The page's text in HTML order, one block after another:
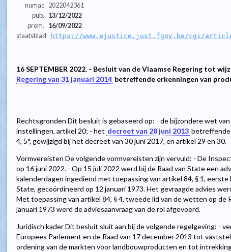
numac 2022042361
pub.
13/12/2022
prom.
16/09/2022
staatsblad
https://www.ejustice.just.fgov.be/cgi/
16 SEPTEMBER 2022. - Besluit van de Vlaamse Regering tot
Regering van 31 januari 2014 betreffende erkenningen van
Rechtsgronden Dit besluit is gebaseerd op: - de bijzondere wet
instellingen, artikel 20; - het decreet van 28 juni 2013 betreffende
4, 5°, gewijzigd bij het decreet van 30 juni 2017, en artikel 29 en 30.
Vormvereisten De volgende vormvereisten zijn vervuld: - De
op 16 juni 2022. - Op 15 juli 2022 werd bij de Raad van State een
kalenderdagen ingediend met toepassing van artikel 84, § 1, eerste
State, gecoördineerd op 12 januari 1973. Het gevraagde advies
Met toepassing van artikel 84, § 4, tweede lid van de wetten op de
januari 1973 werd de adviesaanvraag van de rol afgevoerd.
Juridisch kader Dit besluit sluit aan bij de volgende regelgeving: -
Europees Parlement en de Raad van 17 december 2013 tot
ordening van de markten voor landbouwproducten en tot